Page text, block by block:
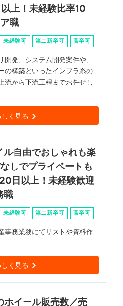
上！未経験比率10
職
未経験可 第二新卒可 高卒可
発、システム開発案件や、
の構築といったインフラ系の
流から下流工程までお任せし
しく見る
ル自由でおしゃれも楽
しでプライベートも
日以上！未経験歓迎
職
未経験可 第二新卒可 高卒可
事務業務にてリストや資料作
しく見る
イール販売数／売